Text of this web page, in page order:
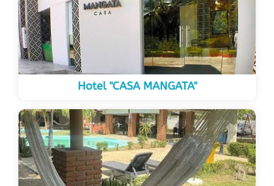
Hotel "CASA MANGATA"